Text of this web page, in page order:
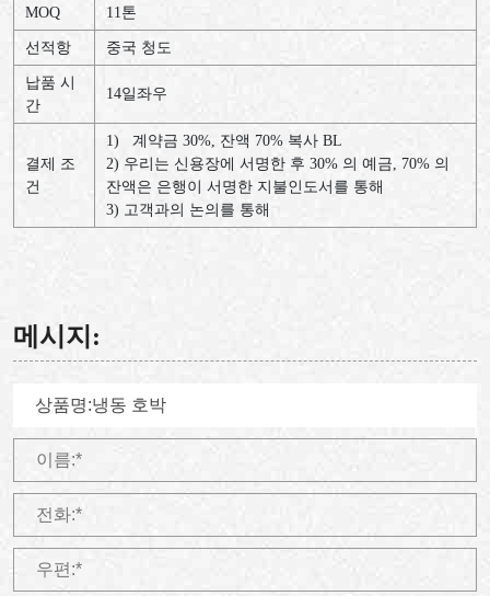
MOQ 11톤
선적항 중국 청도
납품 시
간
14일좌우
결제 조
건
1) 계약금 30%, 잔액 70% 복사 BL
2) 우리는 신용장에 서명한 후 30% 의 예금, 70% 의
잔액은 은행이 서명한 지불인도서를 통해
3) 고객과의 논의를 통해
메시지: